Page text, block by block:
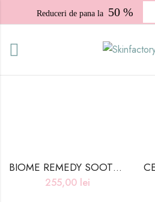
Reduceri de pana la 50 %
BIOME REMEDY SOOTHING CREAM – 50ml
255,00 lei